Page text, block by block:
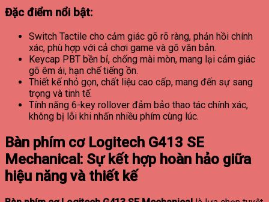
Đặc điểm nổi bật:
Switch Tactile cho cảm giác gõ rõ ràng, phản hồi chính
xác, phù hợp với cả chơi game và gõ văn bản.
Keycap PBT bền bỉ, chống mài mòn, mang lại cảm giác
gõ êm ái, hạn chế tiếng ồn.
Thiết kế nhỏ gọn, chất liệu cao cấp, mang đến sự sang
trọng và tinh tế.
Tính năng 6-key rollover đảm bảo thao tác chính xác,
không bị lỗi khi nhấn nhiều phím cùng lúc.
Bàn phím cơ Logitech G413 SE
Mechanical: Sự kết hợp hoàn hảo giữa
hiệu năng và thiết kế